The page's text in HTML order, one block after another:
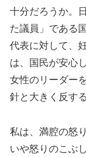
十分だろうか。
た議員」である
代表に対して、
は、国民が安心
女性のリーダー
針と大きく反す
私は、満腔の怒
いや怒りのこぶ